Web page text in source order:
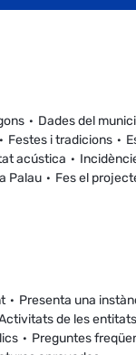
Dades del
Festes i tradicions
acústica
Palau
Fes el
Presenta una
de les entitats
Preguntes